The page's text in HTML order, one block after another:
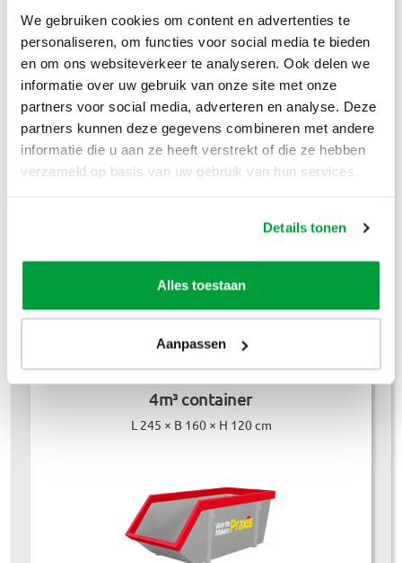
We gebruiken cookies om content en advertenties te
personaliseren, om functies voor social media te bieden
en om ons websiteverkeer te analyseren. Ook delen we
informatie over uw gebruik van onze site met onze
partners voor social media, adverteren en analyse. Deze
partners kunnen deze gegevens combineren met andere
informatie die u aan ze heeft verstrekt of die ze hebben
verzameld op basis van uw gebruik van hun services.
Details tonen
Alles toestaan
Aanpassen
Bouwafval €304 ,-
Puinafval €179,-
Houtafval €199,-
Groenafval
Grofvuil €304,-
Grondafval €364,-
Lees meer
4m³ container
L 245 × B 160 × H 120 cm